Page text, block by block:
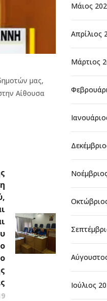
μας,
Αίθουσα
Μάιος
Απρίλιος
Μάρτιος
Ιούλιος